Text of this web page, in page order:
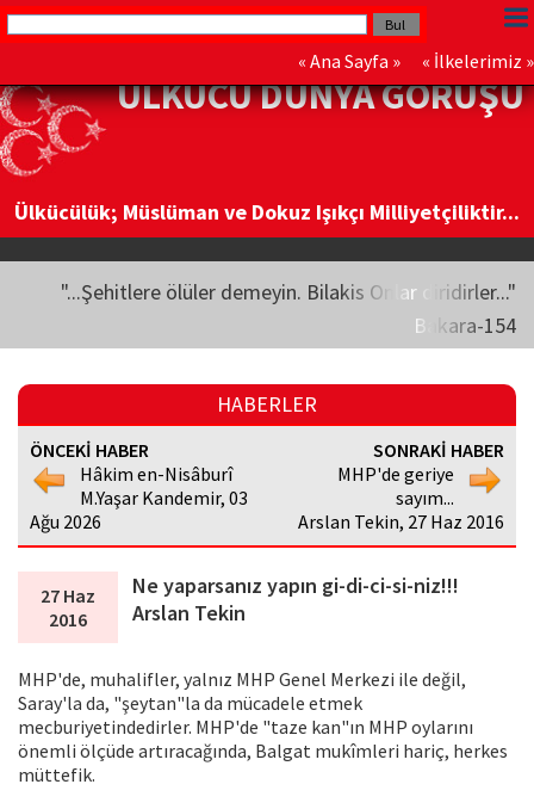
« Ana Sayfa » « İlkelerimiz »
ÜLKÜCÜ DÜNYA GÖRÜŞÜ
Ülkücülük; Müslüman ve Dokuz Işıkçı Milliyetçiliktir...
"...Şehitlere ölüler demeyin. Bilakis Onlar diridirler..."
Bakara-154
HABERLER
ÖNCEKİ HABER
Hâkim en-Nisâburî
M.Yaşar Kandemir, 03
Ağu 2026
SONRAKİ HABER
MHP'de geriye
sayım...
Arslan Tekin, 27 Haz 2016
27 Haz
2016
Ne yaparsanız yapın gi-di-ci-si-niz!!!
Arslan Tekin
MHP'de, muhalifler, yalnız MHP Genel Merkezi ile değil,
Saray'la da, "şeytan"la da mücadele etmek
mecburiyetindedirler. MHP'de "taze kan"ın MHP oylarını
önemli ölçüde artıracağında, Balgat mukîmleri hariç, herkes
müttefik.